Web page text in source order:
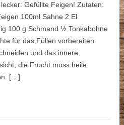
Gefüllte Feigen! Zutaten:
100ml Sahne 2 El
100 g Schmand ½ Tonkabohne
für das Füllen vorbereiten.
und das innere
die Frucht muss heile
[…]